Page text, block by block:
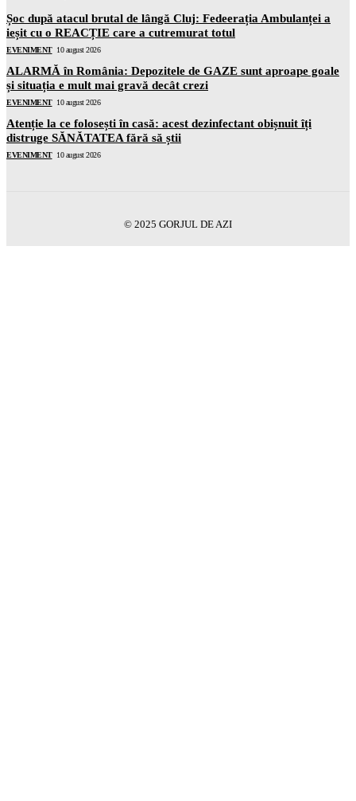
Șoc după atacul brutal de lângă Cluj: Fedeerația Ambulanței a
ieșit cu o REACȚIE care a cutremurat totul
EVENIMENT 10 august 2026
ALARMĂ în România: Depozitele de GAZE sunt aproape goale
și situația e mult mai gravă decât crezi
EVENIMENT 10 august 2026
Atenție la ce folosești în casă: acest dezinfectant obișnuit îți
distruge SĂNĂTATEA fără să știi
EVENIMENT 10 august 2026
© 2025 GORJUL DE AZI